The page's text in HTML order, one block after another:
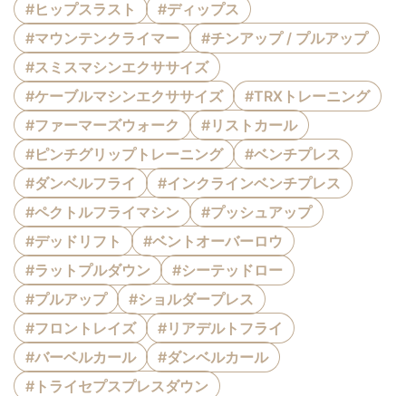
#ヒップスラスト
#ディップス
#マウンテンクライマー
#チンアップ / プルアップ
#スミスマシンエクササイズ
#ケーブルマシンエクササイズ
#TRXトレーニング
#ファーマーズウォーク
#リストカール
#ピンチグリップトレーニング
#ベンチプレス
#ダンベルフライ
#インクラインベンチプレス
#ペクトルフライマシン
#プッシュアップ
#デッドリフト
#ベントオーバーロウ
#ラットプルダウン
#シーテッドロー
#プルアップ
#ショルダープレス
#フロントレイズ
#リアデルトフライ
#バーベルカール
#ダンベルカール
#トライセプスプレスダウン